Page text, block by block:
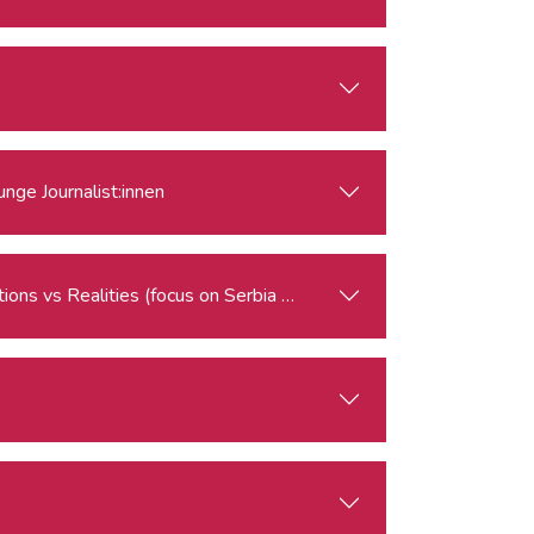
Journalist:innen
Russia’s and China’s Presence in the Western Balkans: Perceptions vs Realities (focus on Serbia and Kosovo)